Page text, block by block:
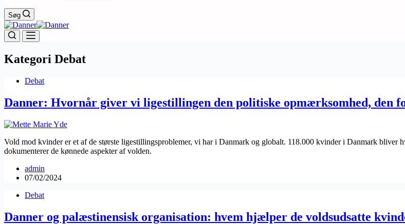
Søg
Kategori Debat
Debat
Danner: Hvornår giver vi ligestillingen den politiske opmærksomhed, den
Vold mod kvinder er et af de største ligestillingsproblemer, vi har i Danmark og globalt. 118.000 kvinder i Danmark bliver
dokumenterer de kønnede aspekter af volden.
admin
07/02/2024
Debat
Danner og palæstinensisk organisation: hvem hjælper de voldsudsatte